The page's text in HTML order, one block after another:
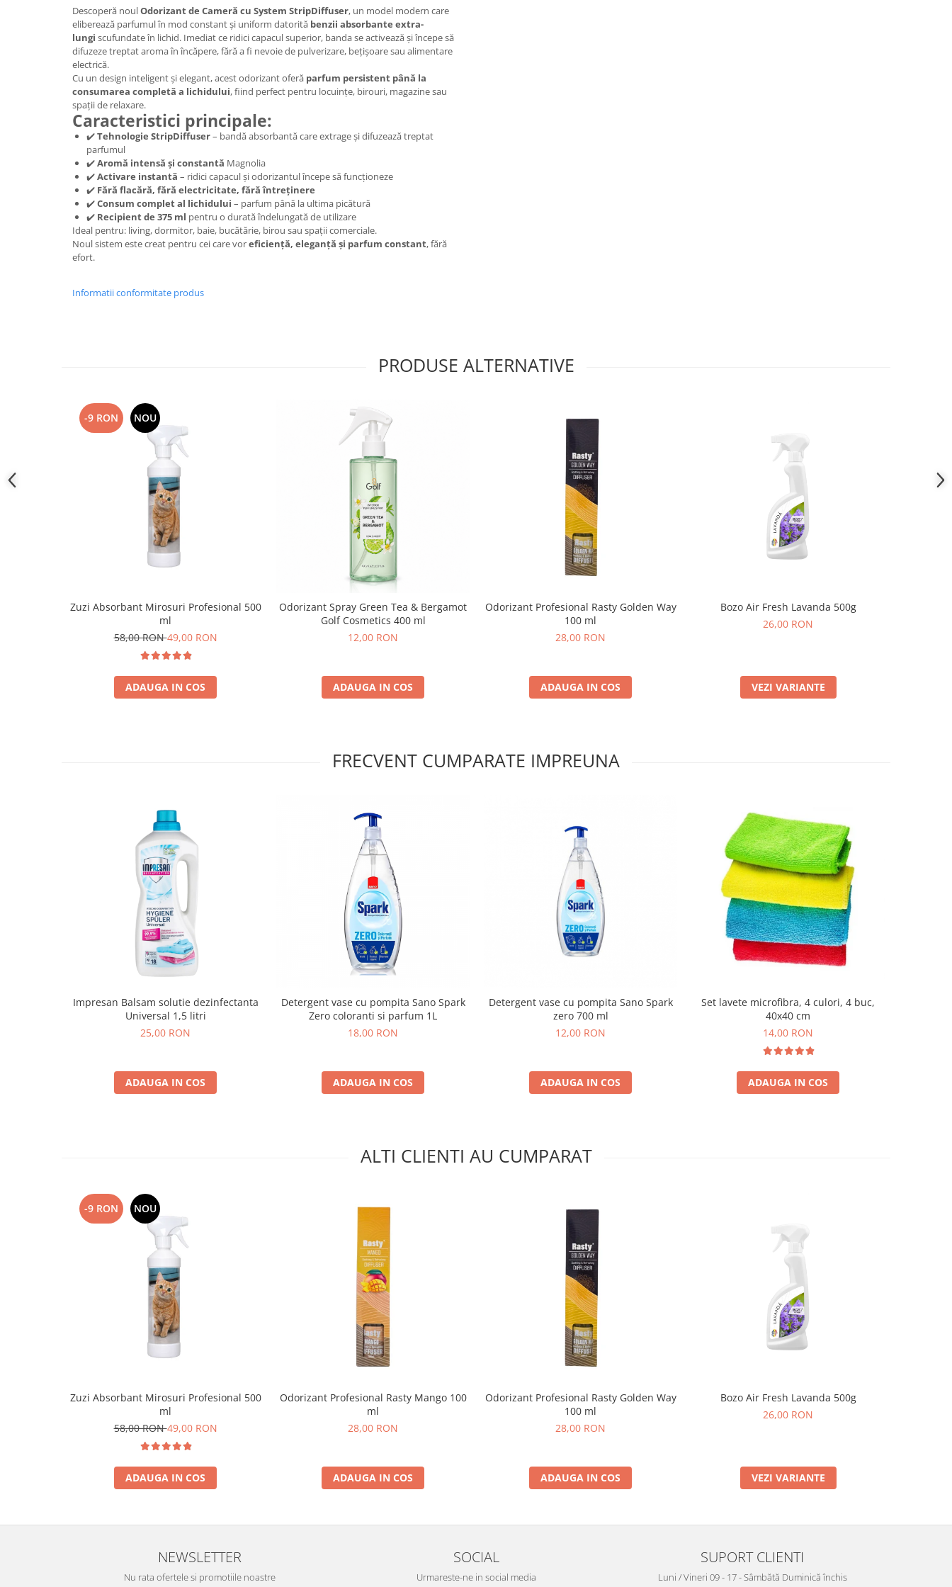
Produse incontinenta
Servetele Umede
Descoperă noulOdorizant de Cameră cu System StripDiffuser, un model modern care
eliberează parfumul în mod constant și uniform datorită benzii absorbante extra-
lungi scufundate în lichid. Imediat ce ridici capacul superior, banda se activează și începe să
difuzeze treptat aroma în încăpere, fără a fi nevoie de pulverizare, bețișoare sau alimentare
electrică.
Cu un design inteligent și elegant, acest odorizant oferă parfum persistent până la
consumarea completă a lichidului, fiind perfect pentru locuințe, birouri, magazine sau
spații de relaxare.
Caracteristici principale:
✔️Tehnologie StripDiffuser– bandă absorbantă care extrage și difuzează treptat
parfumul
✔️Aromă intensă și constantă Magnolia
✔️Activare instantă – ridici capacul și odorizantul începe să funcționeze
✔️ Fără flacără, fără electricitate, fără întreținere
✔️Consum complet al lichidului – parfum până la ultima picătură
✔️ Recipient de 375 ml pentru o durată îndelungată de utilizare
Ideal pentru: living, dormitor, baie, bucătărie, birou sau spații comerciale.
Noul sistem este creat pentru cei care voreficiență, eleganță și parfum constant, fără
efort.
Informatii conformitate produs
PRODUSE ALTERNATIVE
-9 RON NOU
Zuzi Absorbant Mirosuri Profesional 500
ml
58,00 RON49,00 RON
ADAUGA IN COS
Odorizant Spray Green Tea & Bergamot
Golf Cosmetics 400 ml
12,00 RON
ADAUGA IN COS
Odorizant Profesional Rasty Golden Way
100 ml
28,00 RON
ADAUGA IN COS
Bozo Air Fresh Lavanda 500g
26,00 RON
VEZI VARIANTE
FRECVENT CUMPARATE IMPREUNA
Impresan Balsam solutie dezinfectanta
Universal 1,5 litri
25,00 RON
ADAUGA IN COS
Detergent vase cu pompita Sano Spark
Zero coloranti si parfum 1L
18,00 RON
ADAUGA IN COS
Detergent vase cu pompita Sano Spark
zero 700 ml
12,00 RON
ADAUGA IN COS
Set lavete microfibra, 4 culori, 4 buc,
40x40 cm
14,00 RON
ADAUGA IN COS
ALTI CLIENTI AU CUMPARAT
-9 RON NOU
Zuzi Absorbant Mirosuri Profesional 500
ml
58,00 RON49,00 RON
ADAUGA IN COS
Odorizant Profesional Rasty Mango 100
ml
28,00 RON
ADAUGA IN COS
Odorizant Profesional Rasty Golden Way
100 ml
28,00 RON
ADAUGA IN COS
Bozo Air Fresh Lavanda 500g
26,00 RON
VEZI VARIANTE
NEWSLETTER
Nu rata ofertele si promotiile noastre
SOCIAL
Urmareste-ne in social media
SUPORT CLIENTI
Luni / Vineri 09 - 17 - Sâmbătă Duminică închis